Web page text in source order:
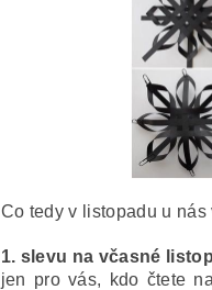
Co tedy v listopadu u
1. slevu na včasné
jen pro vás, kdo čtete